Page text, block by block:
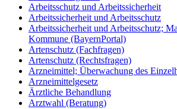
Arbeitsschutz und Arbeitssicherheit
Arbeitssicherheit und Arbeitsschutz
Arbeitssicherheit und Arbeitsschutz;
Kommune (BayernPortal)
Artenschutz (Fachfragen)
Artenschutz (Rechtsfragen)
Arzneimittel; Überwachung des
Arzneimittelgesetz
Ärztliche Behandlung
Arztwahl (Beratung)